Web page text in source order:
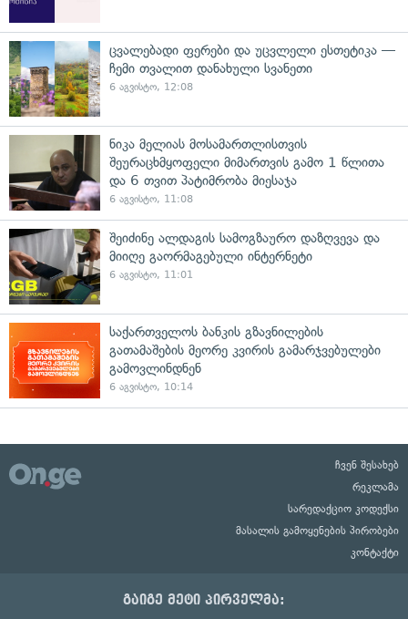
ცვალებადი ფერები და უცვლელი ესთეტიკა —
ჩემი თვალით დანახული სვანეთი
6 აგვისტო, 12:08
ნიკა მელიას მოსამართლისთვის
შეურაცხმყოფელი მიმართვის გამო 1 წლითა
და 6 თვით პატიმრობა მიესაჯა
6 აგვისტო, 11:08
შეიძინე ალდაგის სამოგზაურო დაზღვევა და
მიიღე გაორმაგებული ინტერნეტი
6 აგვისტო, 11:01
საქართველოს ბანკის გზავნილების
გათამაშების მეორე კვირის გამარჯვებულები
გამოვლინდნენ
6 აგვისტო, 10:14
ჩვენ შესახებ
რეკლამა
სარედაქციო კოდექსი
მასალის გამოყენების პირობები
კონტაქტი
გაიგე მეტი პირველმა: